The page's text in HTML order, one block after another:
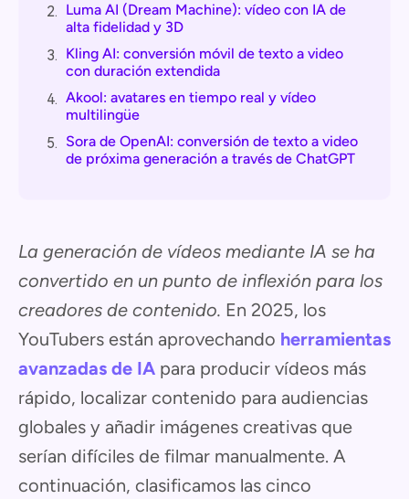
2. Luma AI (Dream Machine): vídeo con IA de
alta fidelidad y 3D
3. Kling AI: conversión móvil de texto a video
con duración extendida
4. Akool: avatares en tiempo real y vídeo
multilingüe
5. Sora de OpenAI: conversión de texto a video
de próxima generación a través de ChatGPT
La generación de vídeos mediante IA se ha
convertido en un punto de inflexión para los
creadores de contenido. En 2025, los
YouTubers están aprovechando herramientas
avanzadas de IA para producir vídeos más
rápido, localizar contenido para audiencias
globales y añadir imágenes creativas que
serían difíciles de filmar manualmente. A
continuación, clasificamos las cinco